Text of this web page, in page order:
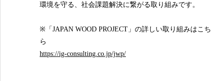
環境を守る、社会課題解決に繋がる取り組みです。
※「JAPAN WOOD PROJECT」の詳しい取り組みはこち
ら
https://ig-consulting.co.jp/jwp/